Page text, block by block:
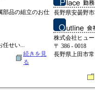
部品の組立のお仕
任せい...
続きを見
る
長野県安曇野
株式会社ヒュ
〒 386 - 0018
長野県上田市